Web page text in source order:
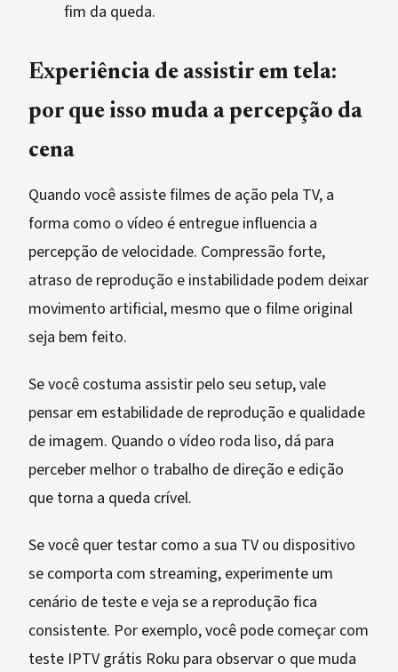
fim da queda.
Experiência de assistir em tela:
por que isso muda a percepção da
cena
Quando você assiste filmes de ação pela TV, a
forma como o vídeo é entregue influencia a
percepção de velocidade. Compressão forte,
atraso de reprodução e instabilidade podem deixar
movimento artificial, mesmo que o filme original
seja bem feito.
Se você costuma assistir pelo seu setup, vale
pensar em estabilidade de reprodução e qualidade
de imagem. Quando o vídeo roda liso, dá para
perceber melhor o trabalho de direção e edição
que torna a queda crível.
Se você quer testar como a sua TV ou dispositivo
se comporta com streaming, experimente um
cenário de teste e veja se a reprodução fica
consistente. Por exemplo, você pode começar com
teste IPTV grátis Roku para observar o que muda